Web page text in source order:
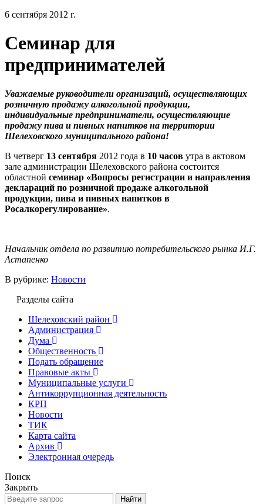
6 сентября 2012 г.
Семинар для
предпринимателей
Уважаемые руководители организаций, осуществляющих
розничную продажу алкогольной продукции,
индивидуальные предприниматели, осуществляющие
продажу пива и пивных напитков на территории
Шелеховского муниципального района!
В четверг 13 сентября 2012 года в 10 часов утра в актовом
зале администрации Шелеховского района состоится
областной семинар «Вопросы регистрации и направления
деклараций по розничной продаже алкогольной
продукции, пива и пивных напитков в
Росалкорегулирование».
Начальник отдела по развитию потребительского рынка И.Г.
Астапенко
В рубрике: Новости
Разделы сайта
Шелеховский район
Администрация
Дума
Общественность
Подать обращение
Правовые акты
Муниципальные услуги
Антикоррупционная деятельность
КРП
Новости
ТИК
Карта сайта
Архив
Электронная очередь
Поиск
Закрыть
Найти